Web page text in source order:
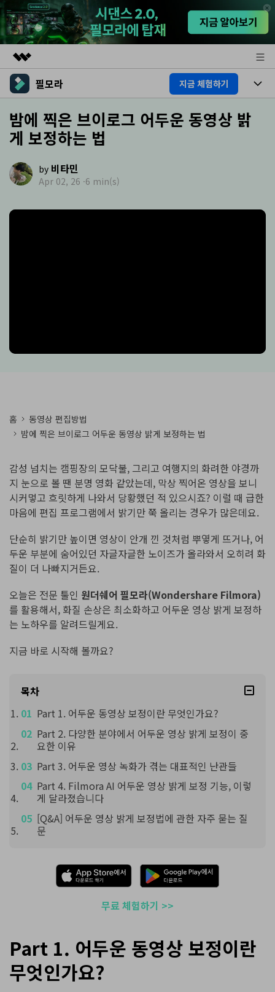
주요 제품
유틸리티
비즈니스
개요
회사 소개
뉴스룸
플랜 및 가격
필모라 지금 체험하기
제품
플랫폼
기능
AI
AI 기능 HOT
영상 편집 자료실
동영상 편집하기
도움말 센터
밤에 찍은 브이로그 어두운 동영상 밝
게 보정하는 법
by 비타민
Apr 02, 26 ·6 min(s)
홈
동영상 편집방법
밤에 찍은 브이로그 어두운 동영상 밝게 보정하는 법
감성 넘치는 캠핑장의 모닥불, 그리고 여행지의 화려한 야경까
지 눈으로 볼 땐 분명 영화 같았는데, 막상 찍어온 영상을 보니
시커멓고 흐릿하게 나와서 당황했던 적 있으시죠? 이럴 때 급한
마음에 편집 프로그램에서 밝기만 쭉 올리는 경우가 많은데요.
단순히 밝기만 높이면 영상이 안개 낀 것처럼 뿌옇게 뜨거나, 어
두운 부분에 숨어있던 자글자글한 노이즈가 올라와서 오히려 화
질이 더 나빠지거든요.
오늘은 전문 툴인 원더쉐어 필모라(Wondershare Filmora)
를 활용해서, 화질 손상은 최소화하고 어두운 영상 밝게 보정하
는 노하우를 알려드릴게요.
지금 바로 시작해 볼까요?
목차
Part 1. 어두운 동영상 보정이란 무엇인가요?
Part 2. 다양한 분야에서 어두운 영상 밝게 보정이 중
요한 이유
Part 3. 어두운 영상 녹화가 겪는 대표적인 난관들
Part 4. Filmora AI 어두운 영상 밝게 보정 기능, 이렇
게 달라졌습니다
[Q&A] 어두운 영상 밝게 보정법에 관한 자주 묻는 질
문
무료 체험하기 >>
Part 1. 어두운 동영상 보정이란
무엇인가요?